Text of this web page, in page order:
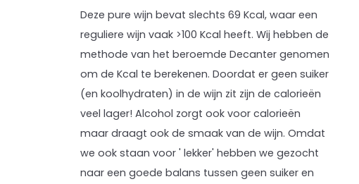
Deze pure wijn bevat slechts 69 Kcal, waar een
reguliere wijn vaak >100 Kcal heeft. Wij hebben de
methode van het beroemde Decanter genomen
om de Kcal te berekenen. Doordat er geen suiker
(en koolhydraten) in de wijn zit zijn de calorieën
veel lager! Alcohol zorgt ook voor calorieën
maar draagt ook de smaak van de wijn. Omdat
we ook staan voor ' lekker' hebben we gezocht
naar een goede balans tussen geen suiker en